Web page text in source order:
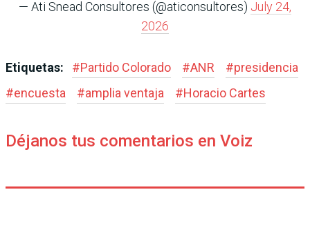
— Ati Snead Consultores (@aticonsultores) July 24,
2026
Etiquetas: #Partido Colorado #ANR #presidencia
#encuesta #amplia ventaja #Horacio Cartes
Déjanos tus comentarios en Voiz